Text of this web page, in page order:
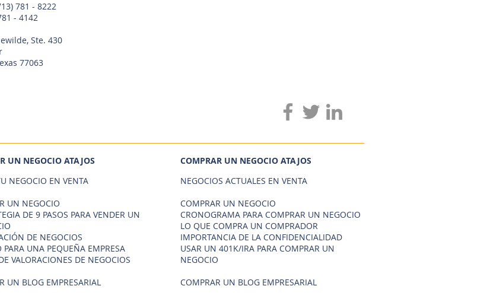
781 - 8222
- 4142
Ste. 430
77063
UN NEGOCIO ATAJOS
NEGOCIO EN VENTA
UN NEGOCIO
DE 9 PASOS PARA VENDER UN
DE NEGOCIOS
PARA UNA PEQUEÑA EMPRESA
VALORACIONES DE NEGOCIOS
UN BLOG EMPRESARIAL
COMPRAR UN NEGOCIO ATAJOS
NEGOCIOS ACTUALES EN VENTA
COMPRAR UN NEGOCIO
CRONOGRAMA PARA COMPRAR UN NEGOCIO
LO QUE COMPRA UN COMPRADOR
IMPORTANCIA DE LA CONFIDENCIALIDAD
USAR UN 401K/IRA PARA COMPRAR UN
NEGOCIO
COMPRAR UN BLOG EMPRESARIAL